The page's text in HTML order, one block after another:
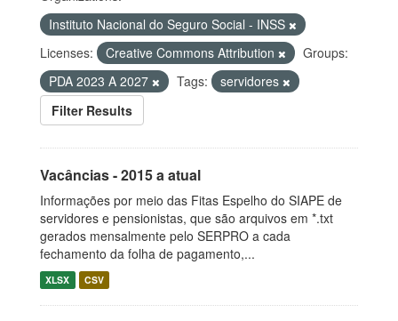
Instituto Nacional do Seguro Social - INSS
Licenses:
Creative Commons Attribution
Groups:
PDA 2023 A 2027
Tags:
servidores
Filter Results
Vacâncias - 2015 a atual
Informações por meio das Fitas Espelho do SIAPE de
servidores e pensionistas, que são arquivos em *.txt
gerados mensalmente pelo SERPRO a cada
fechamento da folha de pagamento,...
XLSX CSV